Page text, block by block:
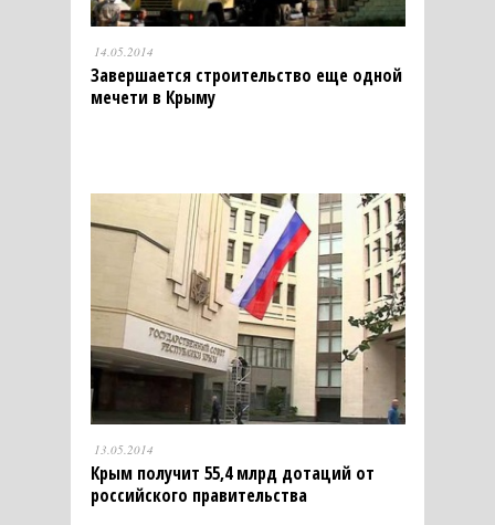
14.05.2014
Завершается строительство еще одной
мечети в Крыму
13.05.2014
Крым получит 55,4 млрд дотаций от
российского правительства